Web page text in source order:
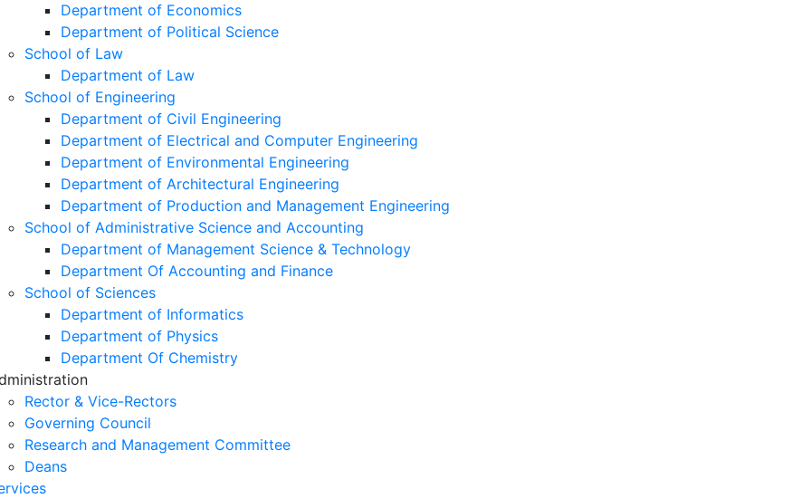
Department of Economics
Department of Political Science
School of Law
Department of Law
School of Engineering
Department of Civil Engineering
Department of Electrical and Computer Engineering
Department of Environmental Engineering
Department of Architectural Engineering
Department of Production and Management Engineering
School of Administrative Science and Accounting
Department of Management Science & Technology
Department Of Accounting and Finance
School of Sciences
Department of Informatics
Department of Physics
Department Of Chemistry
Rector & Vice-Rectors
Governing Council
Research and Management Committee
Deans